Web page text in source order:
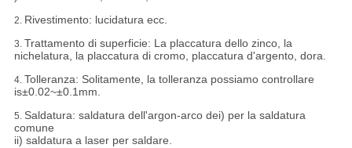
2. Rivestimento: lucidatura ecc.
3. Trattamento di superficie: La placcatura dello zinco, la
nichelatura, la placcatura di cromo, placcatura d'argento, dora.
4. Tolleranza: Solitamente, la tolleranza possiamo controllare
is±0.02~±0.1mm.
5. Saldatura: saldatura dell'argon-arco dei) per la saldatura
comune
ii) saldatura a laser per saldare.